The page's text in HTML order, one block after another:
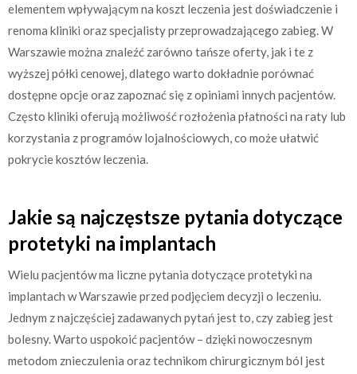
elementem wpływającym na koszt leczenia jest doświadczenie i
renoma kliniki oraz specjalisty przeprowadzającego zabieg. W
Warszawie można znaleźć zarówno tańsze oferty, jak i te z
wyższej półki cenowej, dlatego warto dokładnie porównać
dostępne opcje oraz zapoznać się z opiniami innych pacjentów.
Często kliniki oferują możliwość rozłożenia płatności na raty lub
korzystania z programów lojalnościowych, co może ułatwić
pokrycie kosztów leczenia.
Jakie są najczęstsze pytania dotyczące
protetyki na implantach
Wielu pacjentów ma liczne pytania dotyczące protetyki na
implantach w Warszawie przed podjęciem decyzji o leczeniu.
Jednym z najczęściej zadawanych pytań jest to, czy zabieg jest
bolesny. Warto uspokoić pacjentów – dzięki nowoczesnym
metodom znieczulenia oraz technikom chirurgicznym ból jest